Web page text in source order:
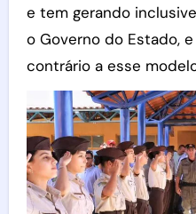
e tem gerando
o Governo do Estado,
contrário a esse